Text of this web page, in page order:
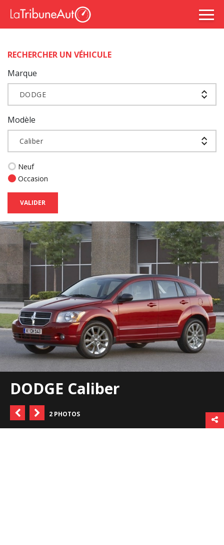
RECHERCHER UN VÉHICULE
Marque
DODGE
Modèle
Caliber
Neuf
Occasion
VALIDER
DODGE Caliber
2 PHOTOS